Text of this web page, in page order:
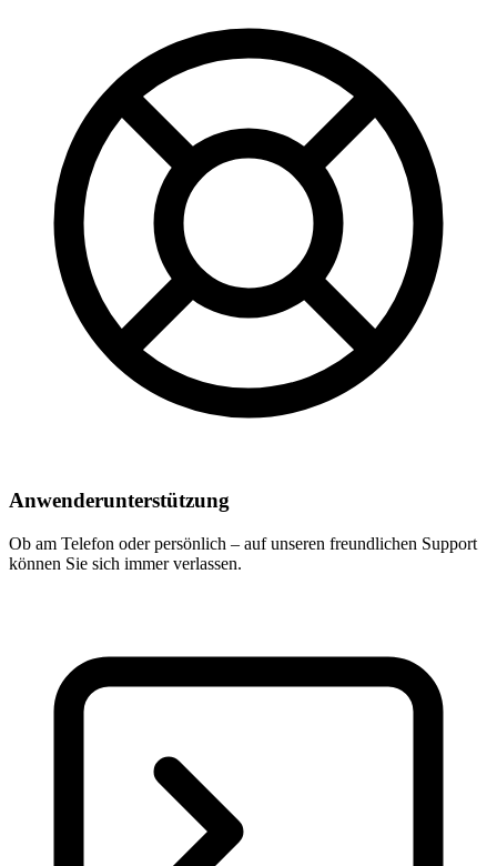
Anwenderunterstützung
Ob am Telefon oder persönlich – auf unseren freundlichen Support
können Sie sich immer verlassen.